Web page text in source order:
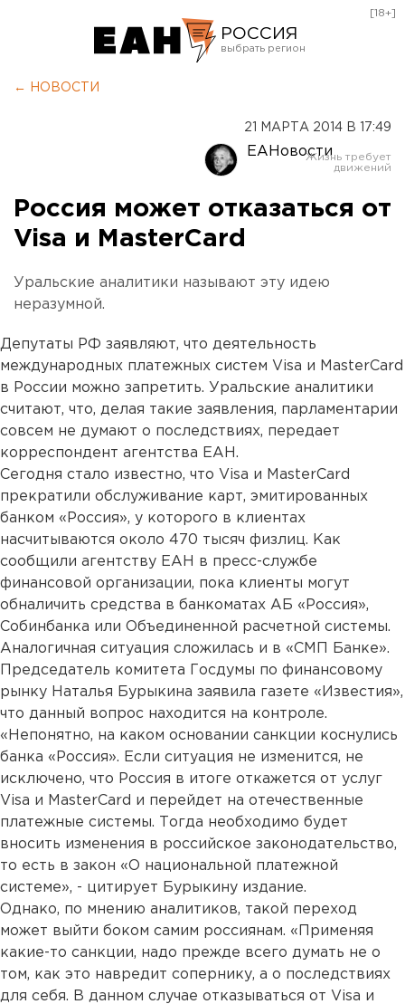
РОССИЯ
Оренбург
[18+]
← НОВОСТИ
21 МАРТА 2014 В 17:49
ЕАНовости
Россия может отказаться от
Visa и MasterCard
Уральские аналитики называют эту идею
неразумной.
Депутаты РФ заявляют, что деятельность
международных платежных систем Visa и MasterCard
в России можно запретить. Уральские аналитики
считают, что, делая такие заявления, парламентарии
совсем не думают о последствиях, передает
корреспондент агентства ЕАН.
Сегодня стало известно, что Visa и MasterCard
прекратили обслуживание карт, эмитированных
банком «Россия», у которого в клиентах
насчитываются около 470 тысяч физлиц. Как
сообщили агентству ЕАН в пресс-службе
финансовой организации, пока клиенты могут
обналичить средства в банкоматах АБ «Россия»,
Собинбанка или Объединенной расчетной системы.
Аналогичная ситуация сложилась и в «СМП Банке».
Председатель комитета Госдумы по финансовому
рынку Наталья Бурыкина заявила газете «Известия»,
что данный вопрос находится на контроле.
«Непонятно, на каком основании санкции коснулись
банка «Россия». Если ситуация не изменится, не
исключено, что Россия в итоге откажется от услуг
Visa и MasterСard и перейдет на отечественные
платежные системы. Тогда необходимо будет
вносить изменения в российское законодательство,
то есть в закон «О национальной платежной
системе», - цитирует Бурыкину издание.
Однако, по мнению аналитиков, такой переход
может выйти боком самим россиянам. «Применяя
какие-то санкции, надо прежде всего думать не о
том, как это навредит сопернику, а о последствиях
для себя. В данном случае отказываться от Visa и